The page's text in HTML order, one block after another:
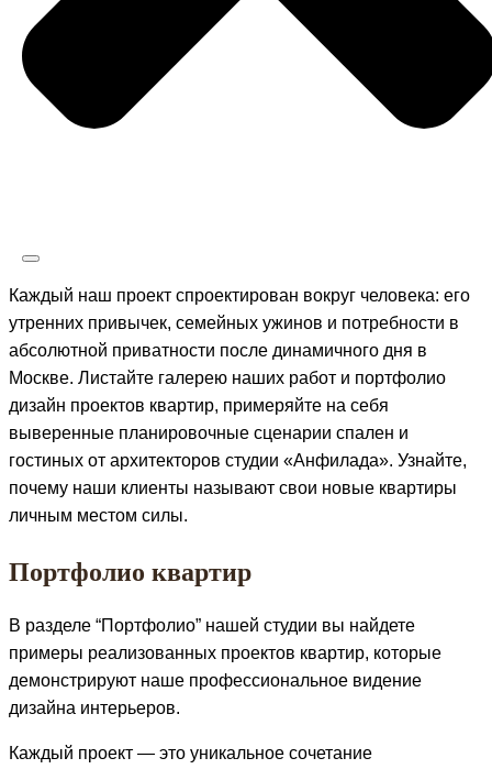
Каждый наш проект спроектирован вокруг человека: его
утренних привычек, семейных ужинов и потребности в
абсолютной приватности после динамичного дня в
Москве. Листайте галерею наших работ и портфолио
дизайн проектов квартир, примеряйте на себя
выверенные планировочные сценарии спален и
гостиных от архитекторов студии «Анфилада». Узнайте,
почему наши клиенты называют свои новые квартиры
личным местом силы.
Портфолио квартир
В разделе “Портфолио” нашей студии вы найдете
примеры реализованных проектов квартир, которые
демонстрируют наше профессиональное видение
дизайна интерьеров.
Каждый проект — это уникальное сочетание